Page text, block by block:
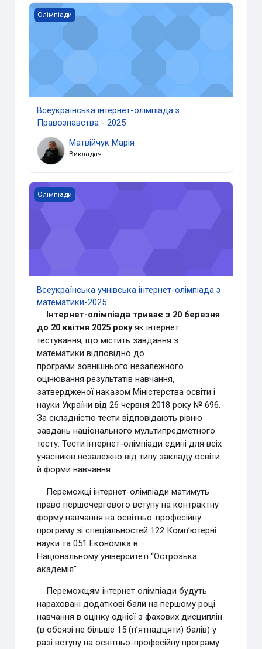
Всеукраїнська інтернет-олімпіада з Правознавства -
Олімпіади
Всеукраїнська інтернет-олімпіада з
Правознавства - 2025
Матвійчук Марія
Викладач
Всеукраїнська учнівська інтернет-олімпіада з
Олімпіади
Всеукраїнська учнівська інтернет-олімпіада з
математики-2025
Інтернет-олімпіада триває з 20 березня
до 20 квітня 2025 рокуякінтернет
тестування, що містить завдання з
математики відповідно до
програми зовнішнього незалежного
оцінювання результатів навчання,
затвердженої наказом Міністерства освіти і
науки України від 26червня 2018 року № 696.
За складністю тести відповідають рівню
завданьнаціонального мультипредметного
тесту. Тести інтернет-олімпіади єдині длявсіх
учасників незалежно від типу закладу освіти
й форми навчання.
Переможці інтернет-олімпіади матимуть
право першочерговоговступу на контрактну
форму навчання на освітньо-професійну
програму зіспеціальностей 122 Комп’ютерні
науки та 051 Економіка в
Національномууніверситеті “Острозька
академія”.
Переможцям інтернет олімпіади будуть
нараховані додаткові бали напершому році
навчання в оцінку однієї з фахових дисциплін
(в обсязі не більше 15 (п’ятнадцяти) балів) у
разі вступу на освітньо-професійну програму